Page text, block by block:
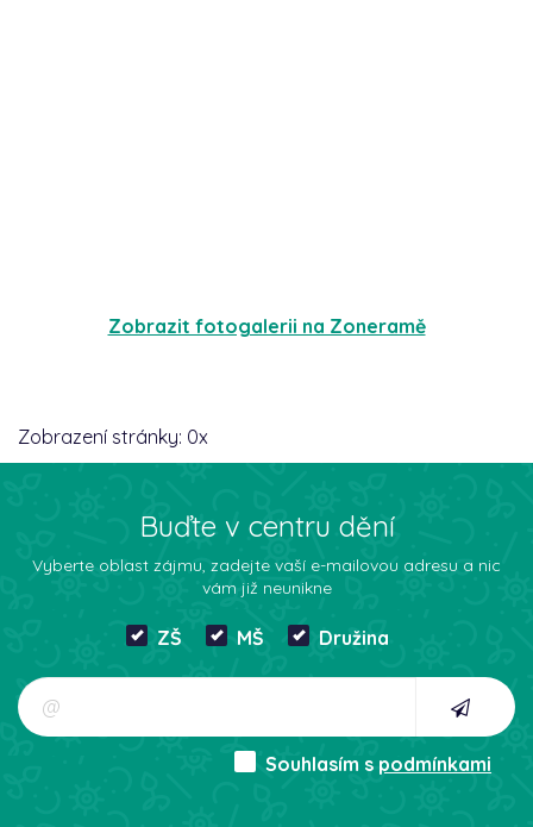
Zobrazit fotogalerii na Zoneramě
Zobrazení stránky: 0x
Buďte v centru dění
Vyberte oblast zájmu, zadejte vaší e-mailovou adresu a nic
vám již neunikne
ZŠ MŠ Družina
Souhlasím s podmínkami